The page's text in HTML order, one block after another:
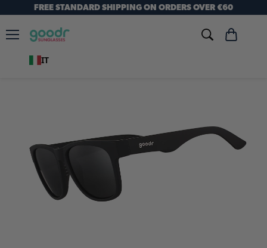
FREE STANDARD SHIPPING ON ORDERS OVER €60
Menu
IT